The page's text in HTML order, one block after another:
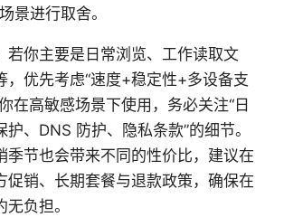
景进行取舍。
若你主要是日常浏览、工作读取文
，优先考虑“速度+稳定性+多设备支
在高敏感场景下使用，务必关注“日
、DNS 防护、隐私条款”的细节。
季节也会带来不同的性价比，建议在
促销、长期套餐与退款政策，确保在
负担。